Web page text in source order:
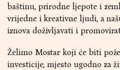
baštinu, prirodne ljepote i
vrijedne i kreativne ljudi, a
iznova doživljavati i
Želimo Mostar koji će biti
investicije, mjesto ugodno za